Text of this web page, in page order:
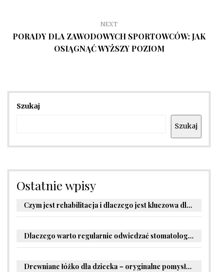
NEXT
PORADY DLA ZAWODOWYCH SPORTOWCÓW: JAK
OSIĄGNĄĆ WYŻSZY POZIOM
Szukaj
Szukaj
Ostatnie wpisy
Czym jest rehabilitacja i dlaczego jest kluczowa dla powrotu do zdrowia?
Dlaczego warto regularnie odwiedzać stomatologa?
Drewniane łóżko dla dziecka – oryginalne pomysły na aranżację pokoju malucha